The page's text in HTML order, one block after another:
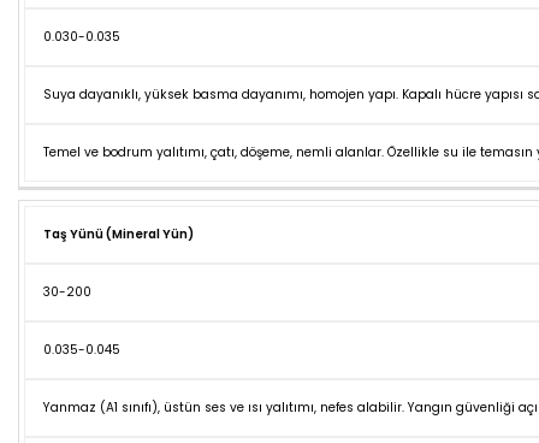
0.030-0.035
Suya dayanıklı, yüksek basma dayanımı, homojen yapı. Kapalı hücre
Temel ve bodrum yalıtımı, çatı, döşeme, nemli alanlar. Özellikle su ile
Taş Yünü (Mineral Yün)
30-200
0.035-0.045
Yanmaz (A1 sınıfı), üstün ses ve ısı yalıtımı, nefes alabilir. Yangın güvenliği